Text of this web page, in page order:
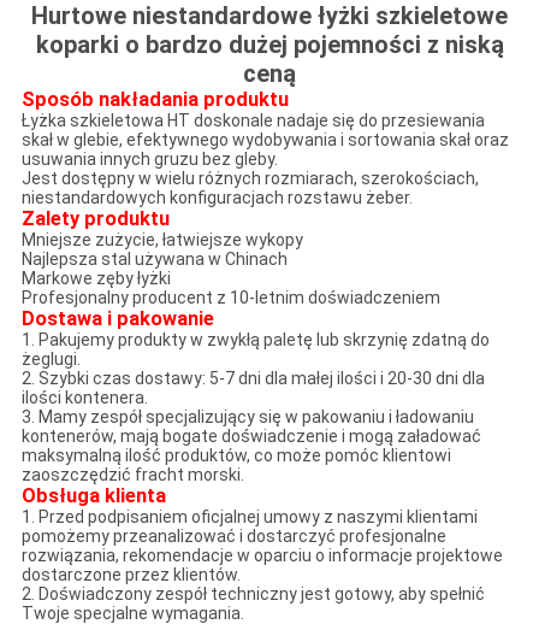
Hurtowe niestandardowe łyżki szkieletowe
koparki o bardzo dużej pojemności z niską
ceną
Sposób nakładania produktu
Łyżka szkieletowa HT doskonale nadaje się do przesiewania
skał w glebie, efektywnego wydobywania i sortowania skał oraz
usuwania innych gruzu bez gleby.
Jest dostępny w wielu różnych rozmiarach, szerokościach,
niestandardowych konfiguracjach rozstawu żeber.
Zalety produktu
Mniejsze zużycie, łatwiejsze wykopy
Najlepsza stal używana w Chinach
Markowe zęby łyżki
Profesjonalny producent z 10-letnim doświadczeniem
Dostawa i pakowanie
1. Pakujemy produkty w zwykłą paletę lub skrzynię zdatną do
żeglugi.
2. Szybki czas dostawy: 5-7 dni dla małej ilości i 20-30 dni dla
ilości kontenera.
3. Mamy zespół specjalizujący się w pakowaniu i ładowaniu
kontenerów, mają bogate doświadczenie i mogą załadować
maksymalną ilość produktów, co może pomóc klientowi
zaoszczędzić fracht morski.
Obsługa klienta
1. Przed podpisaniem oficjalnej umowy z naszymi klientami
pomożemy przeanalizować i dostarczyć profesjonalne
rozwiązania, rekomendacje w oparciu o informacje projektowe
dostarczone przez klientów.
2. Doświadczony zespół techniczny jest gotowy, aby spełnić
Twoje specjalne wymagania.